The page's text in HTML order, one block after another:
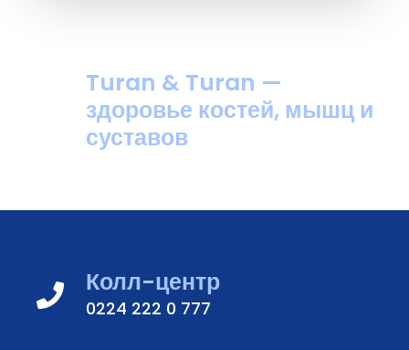
Turan & Turan —
здоровье костей, мышц и
суставов
Колл-центр
0224 222 0 777